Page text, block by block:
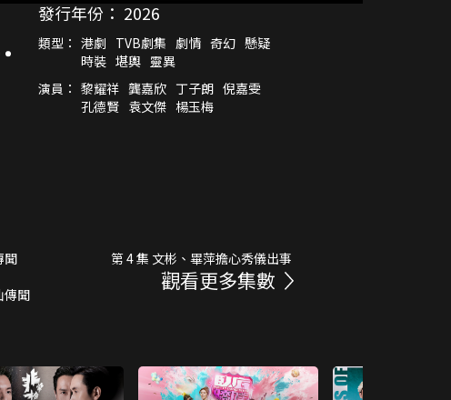
發行年份： 2026
類型： 港劇 TVB劇集 劇情 奇幻 懸疑
時裝 堪輿 靈異
演員： 黎耀祥 龔嘉欣 丁子朗 倪嘉雯
孔德賢 袁文傑 楊玉梅
聞
第 4 集 文彬、畢萍擔心秀儀出事
傳聞
觀看更多集數